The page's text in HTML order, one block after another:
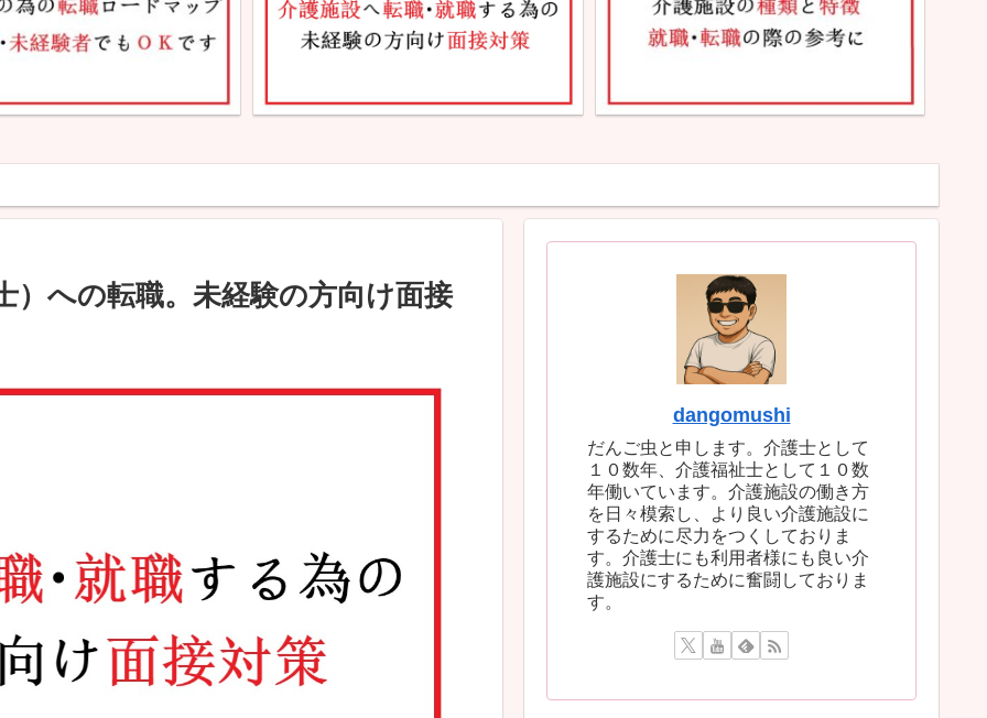
）への転職。未経験の方向け面接
dangomushi
だんご虫と申します。介護士として
１０数年、介護福祉士として１０数
年働いています。介護施設の働き方
を日々模索し、より良い介護施設に
するために尽力をつくしておりま
す。介護士にも利用者様にも良い介
護施設にするために奮闘しておりま
す。